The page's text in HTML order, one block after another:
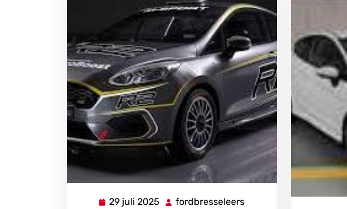
29 juli 2025 29 fordbresseleers